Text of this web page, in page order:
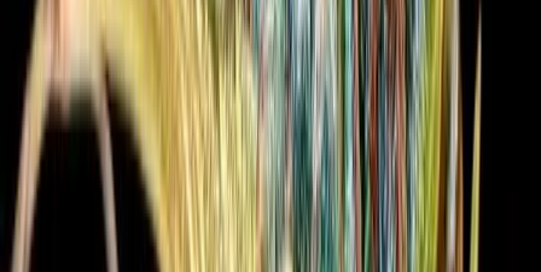
Drinkables